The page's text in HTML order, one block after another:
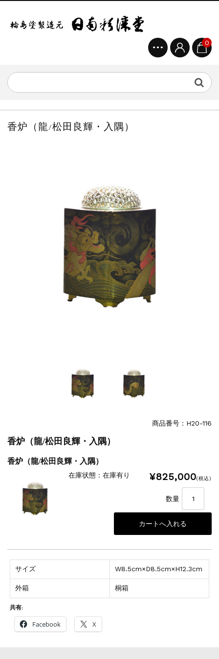
0
香炉（龍/松田良輝・入隅）
商品番号：H20-116
香炉（龍/松田良輝・入隅）
香炉（龍/松田良輝・入隅）
在庫状態 : 在庫有り ¥825,000(税込)
数量
サイズ W8.5cm×D8.5cm×H12.3cm
外箱 桐箱
共有:
Facebook X